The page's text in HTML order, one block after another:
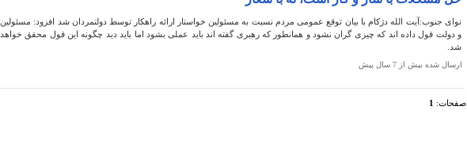
نوای جنوب:آیت الله دژکام با بیان توقع عمومی مردم نسبت به مسئولین خواستار ارائه راهکار توسط دولتمردان شد افزود: مسئولین
و دولت قول داده اند که چیزی گران نشود و همانطور که رهبری گفته اند باید عملی بشود اما باید دید چگونه این قول محقق خواهد
شد.
ارسال شده بيش از 7 سال پيش
صفحات: 1